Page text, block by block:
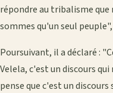
répondre au tribalisme que
sommes qu'un seul
Poursuivant, il a déclaré :
Velela, c'est un discours
pense que c'est un discours